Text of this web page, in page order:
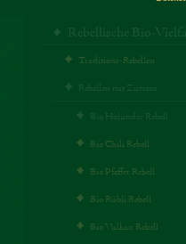
Rebellische Vielfalt
Rebellische Bio-
Traditions-Rebellen
Rebellen mit Zutaten
Bio Holunder Rebell
Bio Chili Rebell
Bio Pfeffer Rebell
Bio Rübli Rebell
Bio Vulkan Rebell